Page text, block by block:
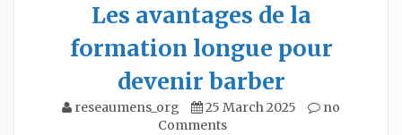
Les avantages de la
formation longue pour
devenir barber
reseaumens_org 25 March 2025
no
Comments